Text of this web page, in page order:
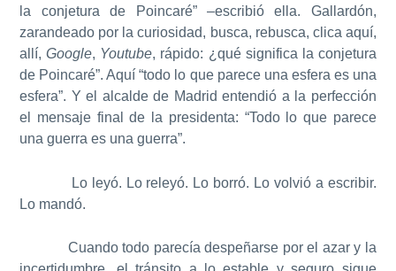
la conjetura de Poincaré” –escribió ella. Gallardón,
zarandeado por la curiosidad, busca, rebusca, clica aquí,
allí,Google, Youtube, rápido: ¿qué significa la conjetura
de Poincaré”. Aquí “todo lo que parece una esfera es una
esfera”. Y el alcalde de Madrid entendió a la perfección
el mensaje final de la presidenta: “Todo lo que parece
una guerra es una guerra”.
Lo leyó. Lo releyó. Lo borró. Lo volvió a escribir.
Lo mandó.
Cuando todo parecía despeñarse por el azar y la